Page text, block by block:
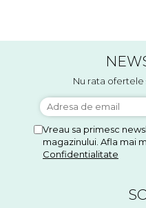
Nu rata
Vreau sa primesc
magazinului. Afla mai
Confidentialitate